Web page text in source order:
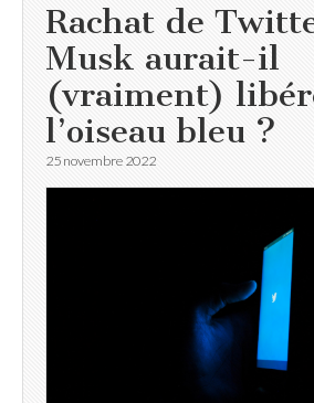
Rachat de
Musk aurait-il
(vraiment)
l’oiseau bleu ?
25 novembre 2022